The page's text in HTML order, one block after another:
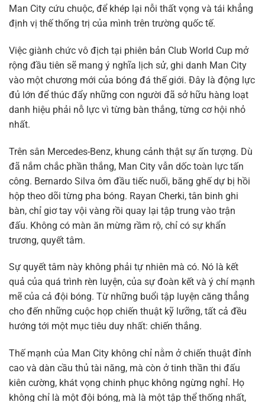
Man City cứu chuộc, để khép lại nỗi thất vọng và tái khẳng
định vị thế thống trị của mình trên trường quốc tế.
Việc giành chức vô địch tại phiên bản Club World Cup mở
rộng đầu tiên sẽ mang ý nghĩa lịch sử, ghi danh Man City
vào một chương mới của bóng đá thế giới. Đây là động lực
đủ lớn để thúc đẩy những con người đã sở hữu hàng loạt
danh hiệu phải nỗ lực vì từng bàn thắng, từng cơ hội nhỏ
nhất.
Trên sân Mercedes-Benz, khung cảnh thật sự ấn tượng. Dù
đã nắm chắc phần thắng, Man City vẫn dốc toàn lực tấn
công. Bernardo Silva ôm đầu tiếc nuối, băng ghế dự bị hồi
hộp theo dõi từng pha bóng. Rayan Cherki, tân binh ghi
bàn, chỉ giơ tay vội vàng rồi quay lại tập trung vào trận
đấu. Không có màn ăn mừng rầm rộ, chỉ có sự khẩn
trương, quyết tâm.
Sự quyết tâm này không phải tự nhiên mà có. Nó là kết
quả của quá trình rèn luyện, của sự đoàn kết và ý chí mạnh
mẽ của cả đội bóng. Từ những buổi tập luyện căng thẳng
cho đến những cuộc họp chiến thuật kỹ lưỡng, tất cả đều
hướng tới một mục tiêu duy nhất: chiến thắng.
Thế mạnh của Man City không chỉ nằm ở chiến thuật đỉnh
cao và dàn cầu thủ tài năng, mà còn ở tinh thần thi đấu
kiên cường, khát vọng chinh phục không ngừng nghỉ. Họ
không chỉ là một đội bóng, mà là một tập thể thống nhất,